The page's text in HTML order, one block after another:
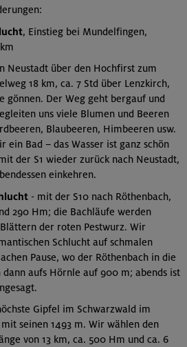
, Einstieg bei Mundelfingen,
Neustadt über den Hochfirst zum
18 km, ca. 7 Std über Lenzkirch,
gönnen. Der Weg geht bergauf und
uns viele Blumen und Beeren
Blaubeeren, Himbeeren usw.
ein Bad – das Wasser ist ganz schön
der S1 wieder zurück nach Neustadt,
einkehren.
- mit der S10 nach Röthenbach,
290 Hm; die Bachläufe werden
der roten Pestwurz. Wir
Schlucht auf schmalen
Pause, wo der Röthenbach in die
aufs Hörnle auf 900 m; abends ist
Gipfel im Schwarzwald im
mit seinen 1493 m. Wir wählen den
von 13 km, ca. 500 Hm und ca. 6